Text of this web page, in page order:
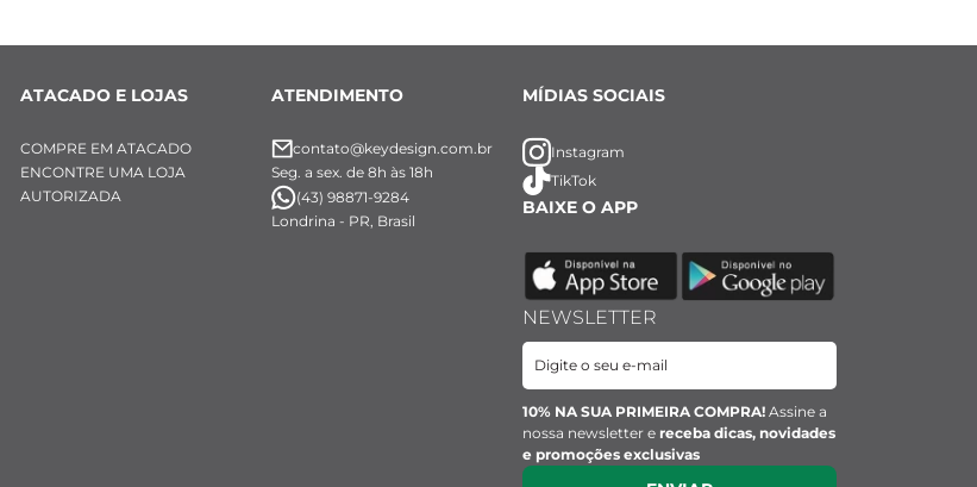
ATACADO E LOJAS
COMPRE EM ATACADO
ENCONTRE UMA LOJA
AUTORIZADA
ATENDIMENTO
contato@keydesign.com.br
Seg. a sex. de 8h às 18h
(43) 98871-9284
Londrina - PR, Brasil
MÍDIAS SOCIAIS
Instagram
TikTok
BAIXE O APP
NEWSLETTER
10% NA SUA PRIMEIRA COMPRA! Assine a
nossa newsletter e receba dicas, novidades
e promoções exclusivas